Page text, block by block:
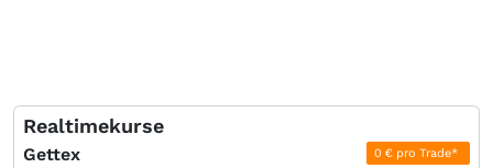
Realtimekurse
Gettex 0 € pro Trade*